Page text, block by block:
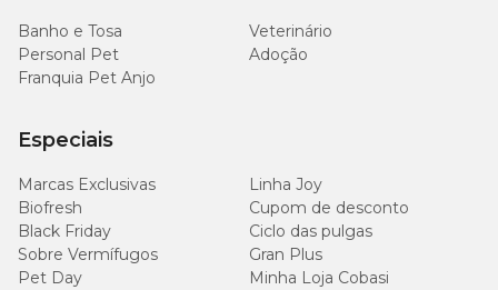
Banho e Tosa
Veterinário
Personal Pet
Adoção
Franquia Pet Anjo
Especiais
Marcas Exclusivas
Linha Joy
Biofresh
Cupom de desconto
Black Friday
Ciclo das pulgas
Sobre Vermífugos
Gran Plus
Pet Day
Minha Loja Cobasi